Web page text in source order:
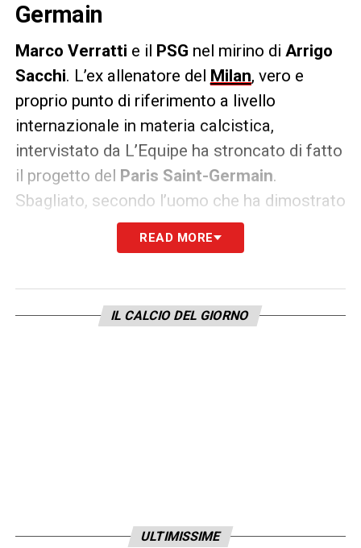
Germain
Marco Verratti e il PSG nel mirino di Arrigo
Sacchi. L’ex allenatore del Milan, vero e
proprio punto di riferimento a livello
internazionale in materia calcistica,
intervistato da L’Equipe ha stroncato di fatto
il progetto del Paris Saint-Germain.
Sbagliato, secondo l’uomo che ha dimostrato
l’importanza del collettivo nel gioco del
calcio, concentrare tutte le responsabilità di
possono comprare, per quanto possa
essere forte un giocatore non può
READ MORE
IL CALCIO DEL GIORNO
ULTIMISSIME